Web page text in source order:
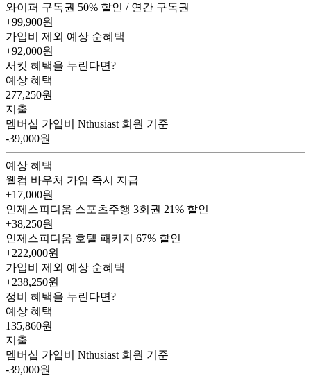
와이퍼 구독권 50% 할인 / 연간 구독권
+99,900원
가입비 제외 예상 순혜택
+92,000원
서킷 혜택을 누린다면?
예상 혜택
277,250원
지출
멤버십 가입비
Nthusiast 회원 기준
-39,000원
예상 혜택
웰컴 바우처 가입 즉시 지급
+17,000원
인제스피디움 스포츠주행 3회권 21% 할인
+38,250원
인제스피디움 호텔 패키지 67% 할인
+222,000원
가입비 제외 예상 순혜택
+238,250원
정비 혜택을 누린다면?
예상 혜택
135,860원
지출
멤버십 가입비
Nthusiast 회원 기준
-39,000원